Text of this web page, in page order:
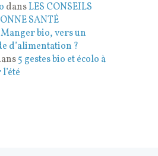
dansLES CONSEILS
SANTÉ
Manger bio, vers un
d’alimentation ?
5 gestes bio et écolo à